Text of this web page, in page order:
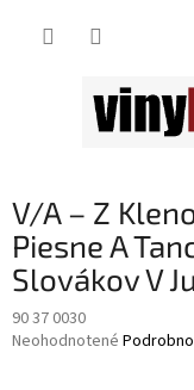
V/A – Z
Piesne A
Slovákov V
90 37 0030
Priemerné
Neohodnotené